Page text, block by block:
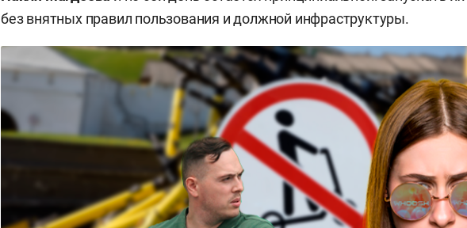
решили отрегулировать. С тех пор все пункты ПДД, в которых
«транспортное средство», относятся и к средствам индивидуальной
кто управляет СИМ, считаются водителями, но лишь пока едут на
владелец СИМ превращается в пешехода.
«Антисамокатная» война началась с Парижа. Там их запретили еще в
прошлом году примеру европейцев последовал первый российский
мае этого года аренду запретили в Челябинске.
Также в России действуют единые ограничения на скорость:
без внятных правил пользования и должной инфраструктуры.